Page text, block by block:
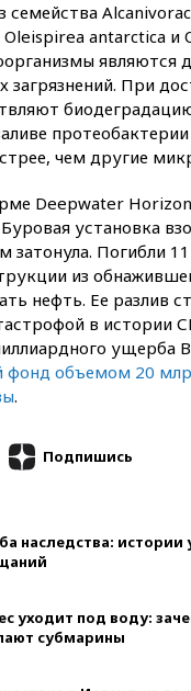
семейства
antarctica и
загрязнений. При
чем другие
Deepwater
установка
затонула. Погибли
из
нефть. Ее разлив
в истории
ущерба
фонд объемом 20
.
Подпишись
наследства: истории
уходит под воду:
субмарины